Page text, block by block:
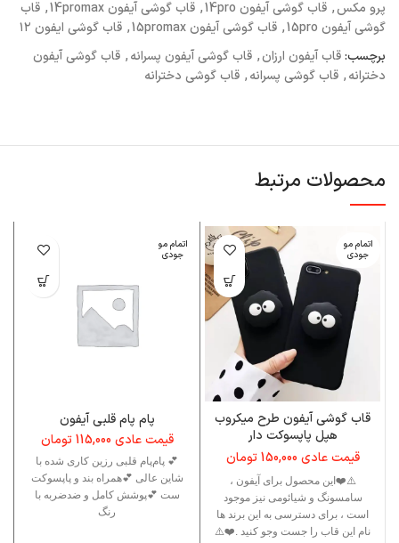
پرو مکس, قاب گوشی آیفون 14pro , قاب گوشی آیفون 14promax , قاب
گوشی آیفون 15pro
, قاب گوشی آیفون 15promax , قاب گوشی ایفون ۱۲
برچسب:قاب آیفون ارزان, قاب گوشی آیفون پسرانه, قاب گوشی آیفون
دخترانه, قاب گوشی پسرانه, قاب گوشی دخترانه
محصولات مرتبط
اتمام مو
جودی
قاب گوشی آیفون طرح میکروب
هپل پاپسوکت دار
قیمت عادی150,000 تومان
⚠️❤️این محصول برای آیفون ،
سامسونگ و شیائومی نیز موجود
است ، برای دسترسی به این برند ها
نام این قاب را جست وجو کنید .❤️⚠️
اتمام مو
جودی
پام پام قلبی آیفون
قیمت عادی115,000 تومان
💕 پام‌پام قلبی رزین کاری شده با
شاین عالی 💕همراه بند و پاپسوکت
ست 💕پوشش کامل و ضدضربه با
رنگ